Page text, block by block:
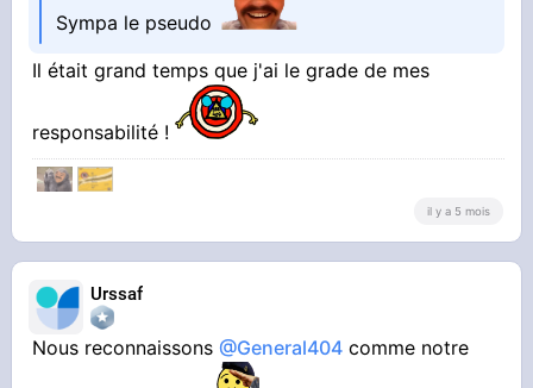
Sympa le pseudo
Il était grand temps que j'ai le grade de mes
responsabilité !
‎‎ ‎
il y a 5 mois
Urssaf
Nous reconnaissons@General404 comme notre